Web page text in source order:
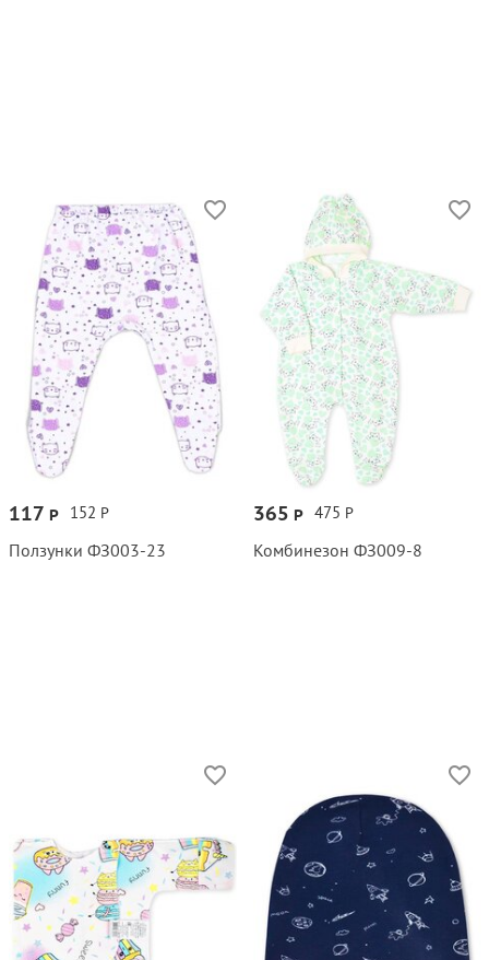
152 Р
117 Р
Ползунки ФЗ003‑23
475 Р
365 Р
Комбинезон ФЗ009‑8